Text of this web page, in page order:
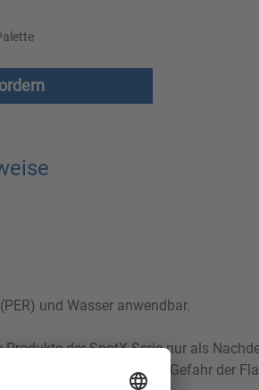
und Wasser anwendbar.
der SpotX-Serie nur als
oder der Gefahr der